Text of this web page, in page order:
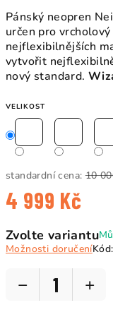
Pánský neopren
určen pro
nejflexibilnějších
vytvořit
nový standard.
VELIKOST
standardní cena: 10
4 999 Kč
cena:
Zvolte variantu
Možnosti doručeníKód:
+
−